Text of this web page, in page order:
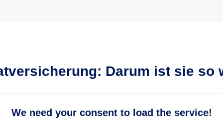
Darum ist sie so
We need your consent to load the service!